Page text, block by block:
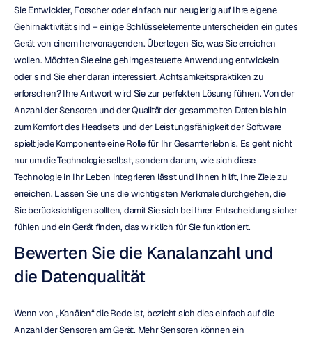
Sie Entwickler, Forscher oder einfach nur neugierig auf Ihre eigene
Gehirnaktivität sind – einige Schlüsselelemente unterscheiden ein gutes
Gerät von einem hervorragenden. Überlegen Sie, was Sie erreichen
wollen. Möchten Sie eine gehirngesteuerte Anwendung entwickeln
oder sind Sie eher daran interessiert, Achtsamkeitspraktiken zu
erforschen? Ihre Antwort wird Sie zur perfekten Lösung führen. Von der
Anzahl der Sensoren und der Qualität der gesammelten Daten bis hin
zum Komfort des Headsets und der Leistungsfähigkeit der Software
spielt jede Komponente eine Rolle für Ihr Gesamterlebnis. Es geht nicht
nur um die Technologie selbst, sondern darum, wie sich diese
Technologie in Ihr Leben integrieren lässt und Ihnen hilft, Ihre Ziele zu
erreichen. Lassen Sie uns die wichtigsten Merkmale durchgehen, die
Sie berücksichtigen sollten, damit Sie sich bei Ihrer Entscheidung sicher
fühlen und ein Gerät finden, das wirklich für Sie funktioniert.
Bewerten Sie die Kanalanzahl und
die Datenqualität
Wenn von „Kanälen“ die Rede ist, bezieht sich dies einfach auf die
Anzahl der Sensoren am Gerät. Mehr Sensoren können ein